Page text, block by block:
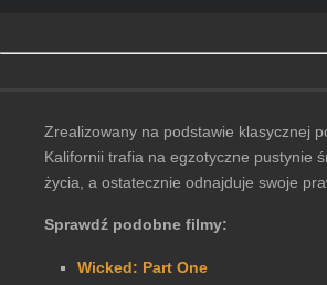
Zrealizowany na podstawie klasycznej
Kalifornii trafia na egzotyczne pustynie
życia, a ostatecznie odnajduje swoje
Sprawdź podobne filmy:
Wicked: Part One